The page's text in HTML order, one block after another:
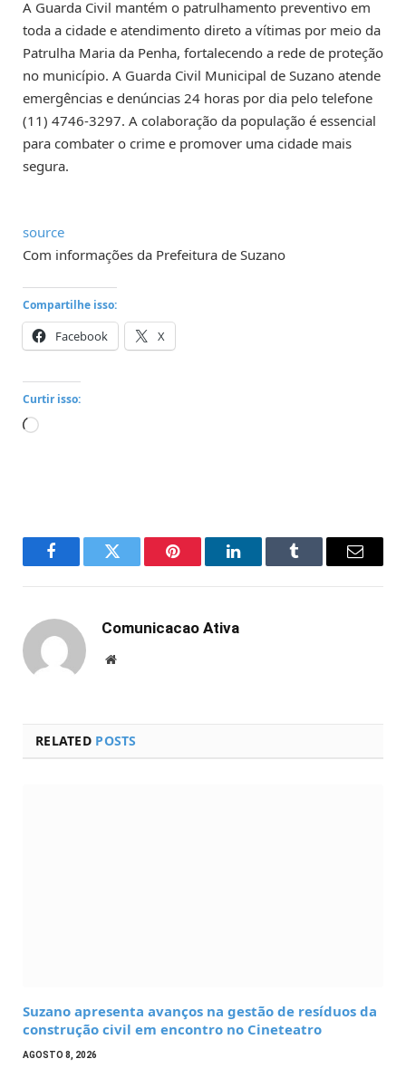
A Guarda Civil mantém o patrulhamento preventivo em
toda a cidade e atendimento direto a vítimas por meio da
Patrulha Maria da Penha, fortalecendo a rede de proteção
no município. A Guarda Civil Municipal de Suzano atende
emergências e denúncias 24 horas por dia pelo telefone
(11) 4746-3297. A colaboração da população é essencial
para combater o crime e promover uma cidade mais
segura.
source
Com informações da Prefeitura de Suzano
Compartilhe isso:
Facebook X
Curtir isso:
Carregando...
FacebookTwitter Pinterest LinkedInTumblr Email
Comunicacao Ativa
Website
RELATED POSTS
Suzano apresenta avanços na gestão de resíduos da
construção civil em encontro no Cineteatro
AGOSTO 8, 2026